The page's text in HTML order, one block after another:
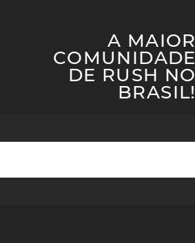
A MAIOR
COMUNIDADE
DE RUSH NO
BRASIL!